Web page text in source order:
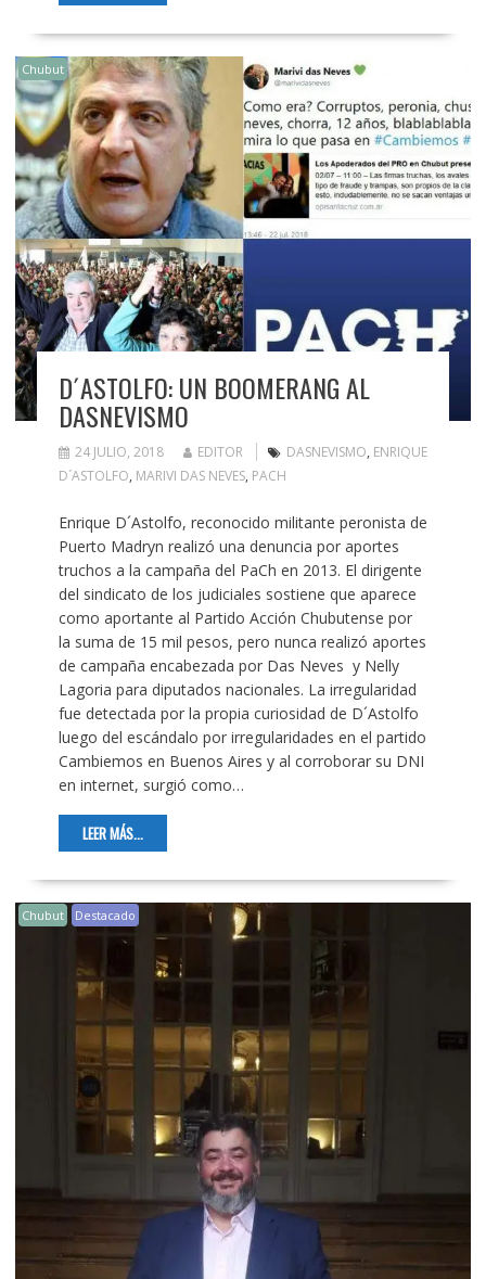
Chubut
D´ASTOLFO: UN BOOMERANG AL
DASNEVISMO
24 JULIO, 2018 EDITOR DASNEVISMO, ENRIQUE
D´ASTOLFO, MARIVI DAS NEVES, PACH
Enrique D´Astolfo, reconocido militante peronista de
Puerto Madryn realizó una denuncia por aportes
truchos a la campaña del PaCh en 2013. El dirigente
del sindicato de los judiciales sostiene que aparece
como aportante al Partido Acción Chubutense por
la suma de 15 mil pesos, pero nunca realizó aportes
de campaña encabezada por Das Neves y Nelly
Lagoria para diputados nacionales. La irregularidad
fue detectada por la propia curiosidad de D´Astolfo
luego del escándalo por irregularidades en el partido
Cambiemos en Buenos Aires y al corroborar su DNI
en internet, surgió como…
LEER MÁS...
Chubut Destacado